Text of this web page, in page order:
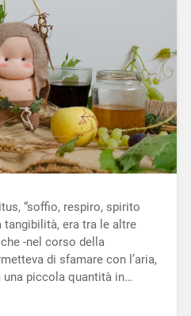
“soffio, respiro, spirito
tangibilità, era tra le altre
-nel corso della
di sfamare con l’aria,
piccola quantità in…